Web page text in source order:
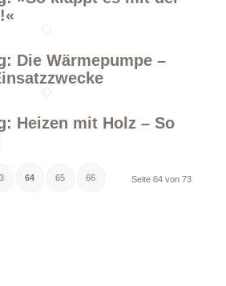
Die Wärmepumpe –
Heizen mit Holz – So
Seite 64 von 73
64 65 66